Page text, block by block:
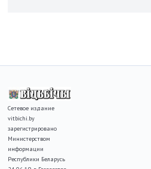
Сетевое издание
vitbichi.by
зарегистрировано
Министерством
информации
Республики Беларусь